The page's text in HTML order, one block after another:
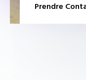
Prendre